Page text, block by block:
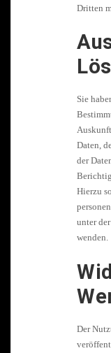
Dritten
Sie
Daten,
der
Hierzu
unter
wenden.
Der